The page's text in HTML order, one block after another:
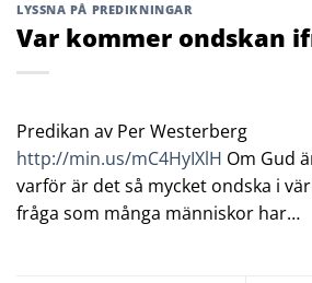
LYSSNA PÅ PREDIKNINGAR
Var kommer ondskan
Predikan av Per Westerberg
http://min.us/mC4HyIXlH Om Gud
varför är det så mycket ondska i
fråga som många människor har…